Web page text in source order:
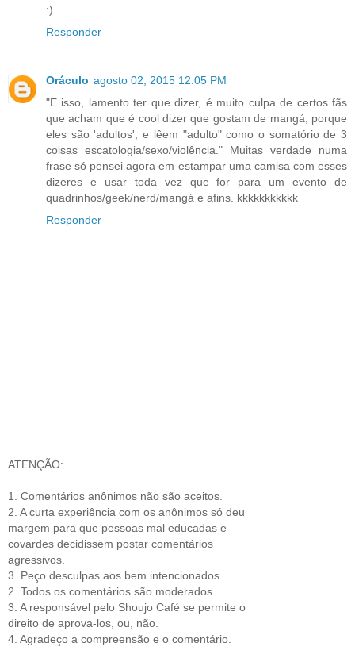
:)
Responder
Oráculo agosto 02, 2015 12:05 PM
"E isso, lamento ter que dizer, é muito culpa de certos fãs
que acham que é cool dizer que gostam de mangá, porque
eles são 'adultos', e lêem "adulto" como o somatório de 3
coisas escatologia/sexo/violência." Muitas verdade numa
frase só pensei agora em estampar uma camisa com esses
dizeres e usar toda vez que for para um evento de
quadrinhos/geek/nerd/mangá e afins. kkkkkkkkkkk
Responder
ATENÇÃO:
1. Comentários anônimos não são aceitos.
2. A curta experiência com os anônimos só deu
margem para que pessoas mal educadas e
covardes decidissem postar comentários
agressivos.
3. Peço desculpas aos bem intencionados.
2. Todos os comentários são moderados.
3. A responsável pelo Shoujo Café se permite o
direito de aprova-los, ou, não.
4. Agradeço a compreensão e o comentário.